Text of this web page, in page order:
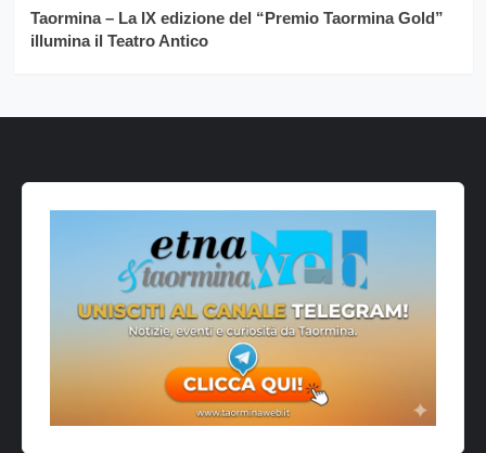
Taormina – La IX edizione del “Premio Taormina Gold”
illumina il Teatro Antico